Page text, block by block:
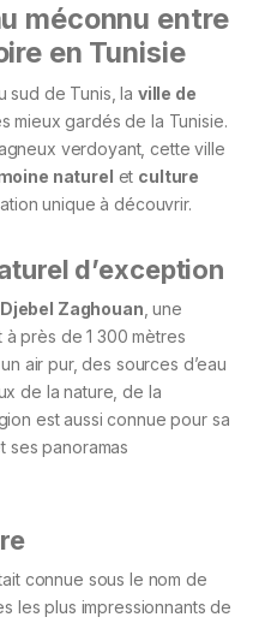
méconnu entre
en Tunisie
sud de Tunis, la ville de
mieux gardés de la Tunisie.
verdoyant, cette ville
naturel et culture
unique à découvrir.
d’exception
Djebel Zaghouan , une
à près de 1 300 mètres
air pur, des sources d’eau
de la nature, de la
est aussi connue pour sa
ses panoramas
connue sous le nom de
les plus impressionnants de